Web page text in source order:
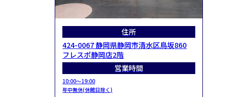
住所
424-0067 静岡県静岡市清水区鳥坂860
フレスポ静岡店2階
営業時間
10:00～19:00
年中無休(休館日除く)